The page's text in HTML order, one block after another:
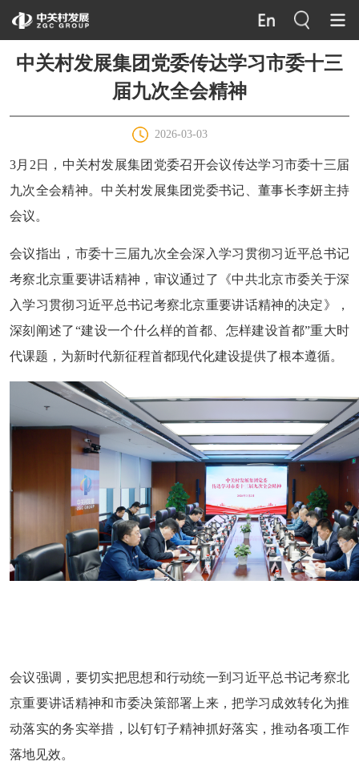
中关村发展集团党委传达学习市委十三
届九次全会精神
2026-03-03
3月2日，中关村发展集团党委召开会议传达学习市委十三届
九次全会精神。中关村发展集团党委书记、董事长李妍主持
会议。
会议指出，市委十三届九次全会深入学习贯彻习近平总书记
考察北京重要讲话精神，审议通过了《中共北京市委关于深
入学习贯彻习近平总书记考察北京重要讲话精神的决定》，
深刻阐述了“建设一个什么样的首都、怎样建设首都”重大时
代课题，为新时代新征程首都现代化建设提供了根本遵循。
会议强调，要切实把思想和行动统一到习近平总书记考察北
京重要讲话精神和市委决策部署上来，把学习成效转化为推
动落实的务实举措，以钉钉子精神抓好落实，推动各项工作
落地见效。